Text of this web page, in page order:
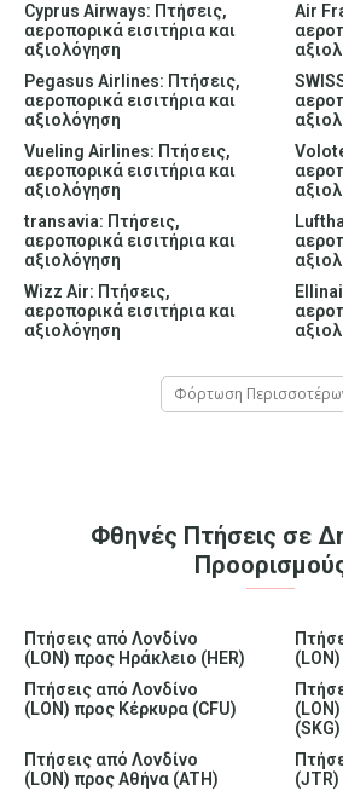
Cyprus Airways: Πτήσεις,
αεροπορικά εισιτήρια και
αξιολόγηση
Air
Pegasus Airlines: Πτήσεις,
αεροπορικά εισιτήρια και
αξιολόγηση
Vueling Airlines: Πτήσεις,
αεροπορικά εισιτήρια και
αξιολόγηση
transavia: Πτήσεις,
αεροπορικά εισιτήρια και
αξιολόγηση
Wizz Air: Πτήσεις,
αεροπορικά εισιτήρια και
αξιολόγηση
Φόρτωση
Φθηνές Πτήσεις σε
Πτήσεις από Λονδίνο
(LON) προς Ηράκλειο (HER)
Πτήσεις από Λονδίνο
(LON) προς Κέρκυρα (CFU)
(SKG)
Πτήσεις από Λονδίνο
(LON) προς Αθήνα (ATH)
(JTR)